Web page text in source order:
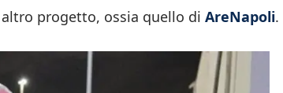
progetto, ossia quello di AreNapoli.